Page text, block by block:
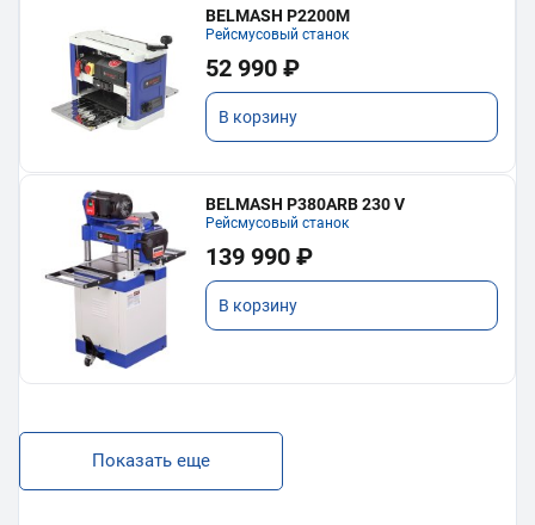
BELMASH P2200M
Рейсмусовый станок
52 990 ₽
В корзину
BELMASH P380ARB 230 V
Рейсмусовый станок
139 990 ₽
В корзину
Показать еще